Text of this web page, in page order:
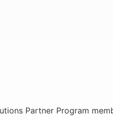
Partner Program